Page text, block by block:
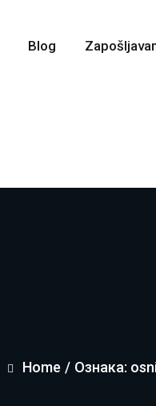
Blog
Home / Ознака: